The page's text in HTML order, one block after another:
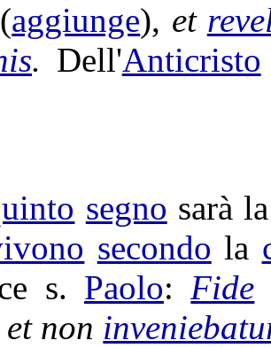
(aggiunge), et
. Dell'Anticristo
segno sarà
secondo la
s. Paolo:Fide
non